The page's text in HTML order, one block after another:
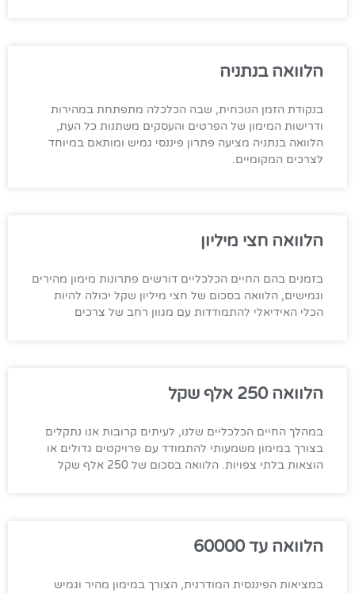
הלוואה בנתניה
בנקודת הזמן הנוכחית, שבה הכלכלה מתפתחת במהירות
ודרישות המימון של הפרטים והעסקים משתנות כל העת,
הלוואה בנתניה מציעה פתרון פיננסי גמיש ומותאם במיוחד
לצרכים המקומיים.
הלוואה חצי מיליון
בזמנים בהם החיים הכלכליים דורשים פתרונות מימון מהירים
וגמישים, הלוואה בסכום של חצי מיליון שקל יכולה להיות
הכלי האידיאלי להתמודדות עם מגוון רחב של צרכים
הלוואה 250 אלף שקל
במהלך החיים הכלכליים שלנו, לעיתים קרובות אנו נתקלים
בצורך במימון משמעותי להתמודד עם פרויקטים גדולים או
הוצאות בלתי צפויות. הלוואה בסכום של 250 אלף שקל
הלוואה עד 60000
במציאות הפיננסית המודרנית, הצורך במימון מהיר וגמיש